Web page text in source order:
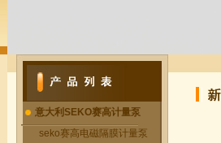
意大利SEKO赛高计量泵
seko赛高电磁隔膜计量泵